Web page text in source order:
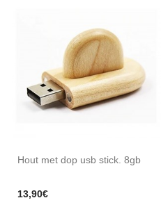
Hout met dop usb stick. 8gb
13,90€